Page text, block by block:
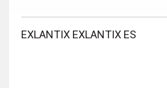
EXLANTIX EXLANTIX ES